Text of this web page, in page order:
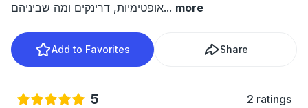
אופטימיות, דרינקים ומה שביניהם... more
Add to Favorites Share
5 2 ratings